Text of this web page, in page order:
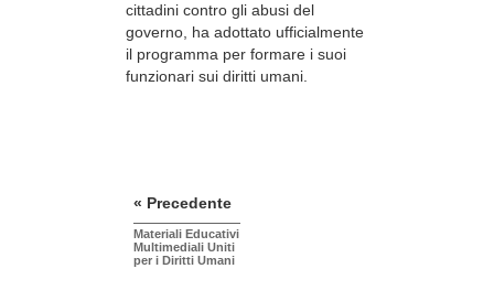
cittadini contro gli abusi del
governo, ha adottato ufficialmente
il programma per formare i suoi
funzionari sui diritti umani.
« Precedente
Materiali Educativi
Multimediali Uniti
per i Diritti Umani